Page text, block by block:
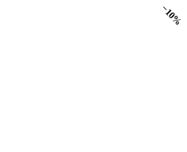
−10%